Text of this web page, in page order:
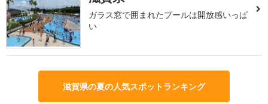
ガラス窓で囲まれたプールは開放感いっぱ
い
滋賀県の夏の人気スポットランキング